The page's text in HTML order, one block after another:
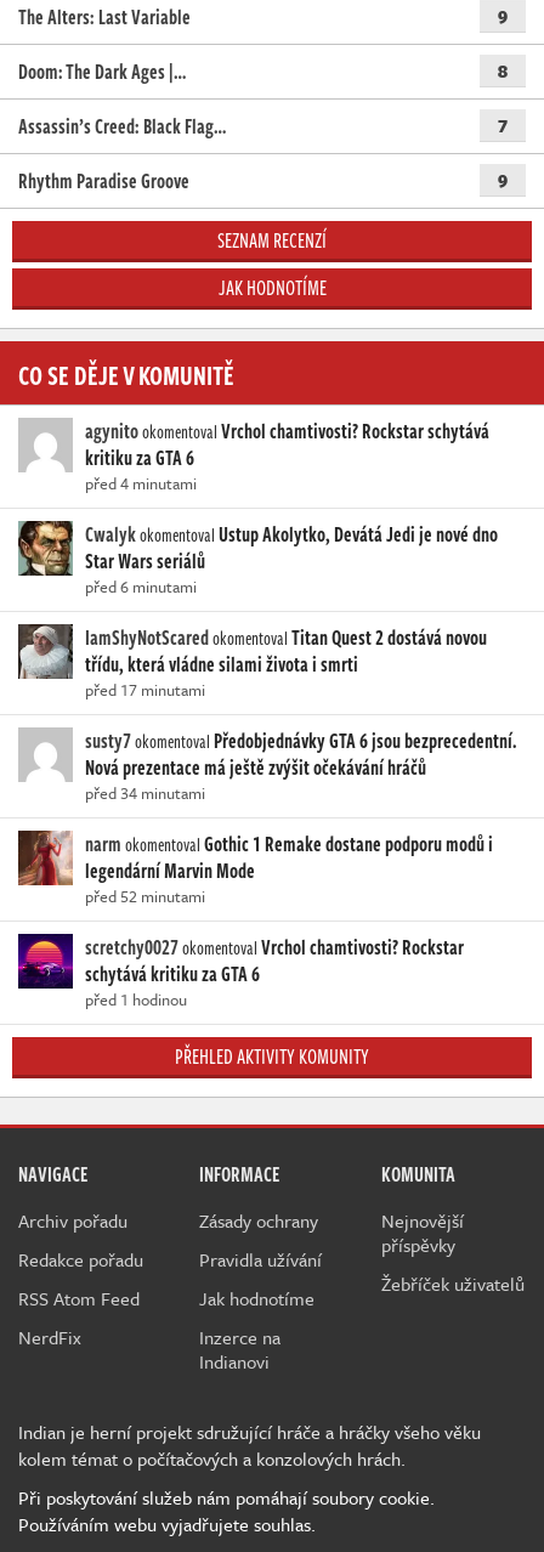
The Alters: Last Variable 9
Doom: The Dark Ages |… 8
Assassin’s Creed: Black Flag… 7
Rhythm Paradise Groove 9
SEZNAM RECENZÍ
JAK HODNOTÍME
CO SE DĚJE V KOMUNITĚ
agynitookomentovalVrchol chamtivosti? Rockstar schytává
kritiku za GTA 6
před 4 minutami
CwalykokomentovalUstup Akolytko, Devátá Jedi je nové dno
Star Wars seriálů
před 6 minutami
IamShyNotScaredokomentovalTitan Quest 2 dostává novou
třídu, která vládne silami života i smrti
před 17 minutami
susty7okomentoval Předobjednávky GTA 6 jsou bezprecedentní.
Nová prezentace má ještě zvýšit očekávání hráčů
před 34 minutami
narmokomentovalGothic 1 Remake dostane podporu modů i
legendární Marvin Mode
před 52 minutami
scretchy0027okomentovalVrchol chamtivosti? Rockstar
schytává kritiku za GTA 6
před 1 hodinou
PŘEHLED AKTIVITY KOMUNITY
NAVIGACE
Archiv pořadu
Redakce pořadu
RSS Atom Feed
NerdFix
INFORMACE
Zásady ochrany
Pravidla užívání
Jak hodnotíme
Inzerce na
Indianovi
KOMUNITA
Nejnovější
příspěvky
Žebříček uživatelů
Indian je herní projekt sdružující hráče a hráčky všeho věku
kolem témat o počítačových a konzolových hrách.
Při poskytování služeb nám pomáhají soubory cookie.
Používáním webu vyjadřujete souhlas.